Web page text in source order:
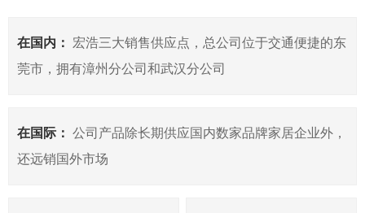
在国内：
宏浩三大销售供应点，总公司位于交通便捷的东
莞市，拥有漳州分公司和武汉分公司
在国际： 公司产品除长期供应国内数家品牌家居企业外，
还远销国外市场